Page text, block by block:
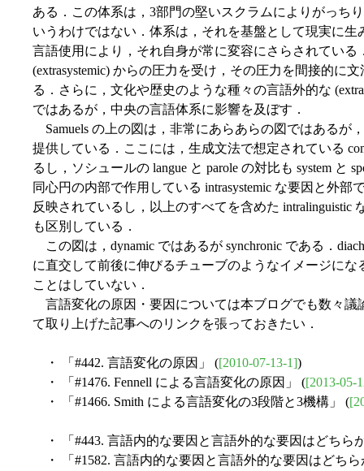
ある．この体系は，3部門の堅いスクラムによりがっち
いうわけではない．体系は，それを基盤として現実に生
言語使用により，それ自身が常に変容にさらされてい
(extrasystemic) からの圧力を受け，その圧力を間接的に
る．さらに，文化や歴史のような種々の言語外的な
ではあるが，中央の言語体系に影響を及ぼす．
Samuels の上の図は，非常にあらあらの図ではあるが
提供している．ここには，生成文法で想定されている
るし，ソシュールの langue と parole の対比も system と
同心円の内部で作用している intrasystemic な要因と外部
反映されているし，以上のすべてを含めた intralinguistic
も区別している．
この図は，dynamic ではあるが synchronic である．
に直交して前後に伸びるチューブのようなイメージにな
ことはしていない．
言語変化の原因・要因については本ブログでも数々議
て取り上げた記事へのリンクを張っておきたい．
・ 「#442. 言語変化の原因」 ([2010-07-13-1])
・ 「#1476. Fennell による言語変化の原因」 ([2013-05-
・ 「#1466. Smith による言語変化の3段階と3機構」 (
・ 「#443. 言語内的な要因と言語外的な要因はどちら
・ 「#1582. 言語内的な要因と言語外的な要因はどちら